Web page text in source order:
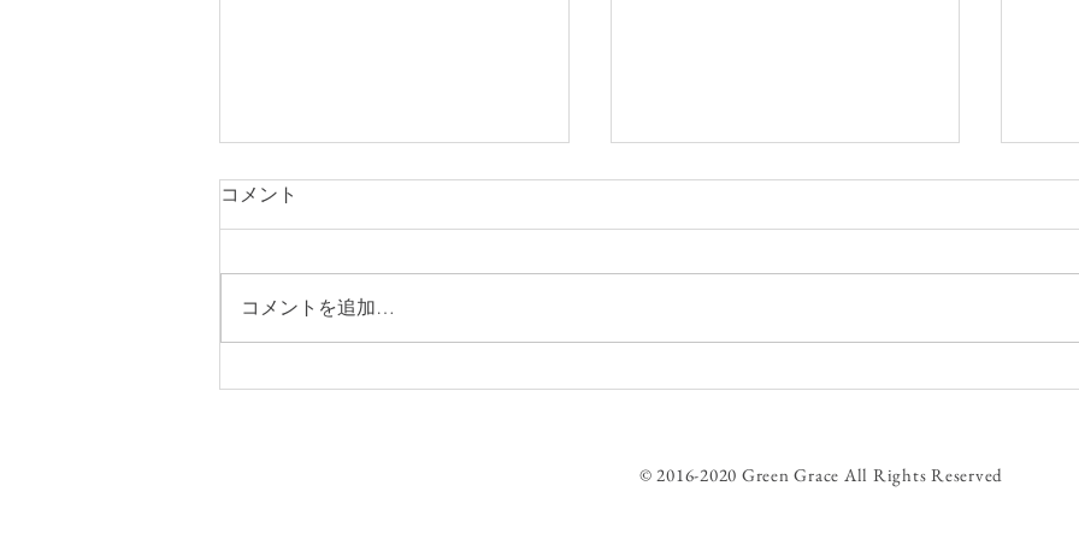
爆発発酵生活
昨年10月友人に誘われて塩醤作り
製品抜きおまけに「砂糖抜き」ま
でできつつあり、思いがけず自分
長
講習
てみ
コメント
コメントを追加…
© 2016-2020 Green Grace All Rights Reserved